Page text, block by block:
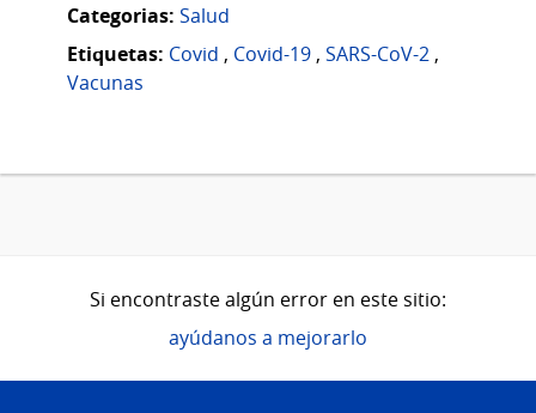
Categorias: Salud
Etiquetas: Covid , Covid-19 , SARS-CoV-2 ,
Vacunas
Si encontraste algún error en este sitio:
ayúdanos a mejorarlo